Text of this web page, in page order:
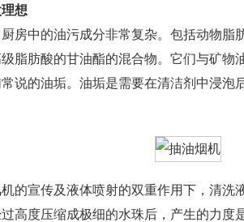
想
中的油污成分非常复杂。包括动物脂
脂肪酸的甘油酯的混合物。它们与矿物
说的油垢。油垢是需要在清洁剂中浸泡
宣传及液体喷射的双重作用下，清洗
高度压缩成极细的水珠后，产生的力度